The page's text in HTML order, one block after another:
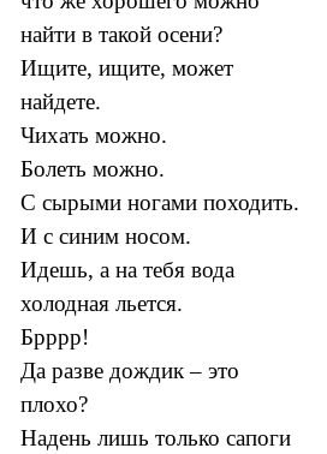
найти в такой осени?
Ищите, ищите, может
найдете.
Чихать можно.
Болеть можно.
С сырыми ногами походить.
И с синим носом.
Идешь, а на тебя вода
холодная льется.
Брррр!
Да разве дождик – это
плохо?
Надень лишь только сапоги